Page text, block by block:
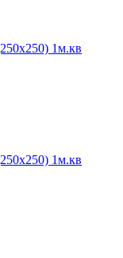
1м.кв
1м.кв